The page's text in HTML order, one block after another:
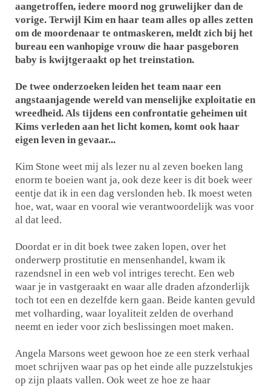
aangetroffen, iedere moord nog gruwelijker dan de
vorige. Terwijl Kim en haar team alles op alles zetten
om de moordenaar te ontmaskeren, meldt zich bij het
bureau een wanhopige vrouw die haar pasgeboren
baby is kwijt­geraakt op het treinstation.
De twee onderzoeken leiden het team naar een
angstaanjagende wereld van menselijke exploitatie en
wreedheid. Als tijdens een confrontatie geheimen uit
Kims verleden aan het licht komen, komt ook haar
eigen leven in gevaar...
Kim Stone weet mij als lezer nu al zeven boeken lang
enorm te boeien want ja, ook deze keer is dit boek weer
eentje dat ik in een dag verslonden heb. Ik moest weten
hoe, wat, waar en vooral wie verantwoordelijk was voor
al dat leed.
Doordat er in dit boek twee zaken lopen, over het
onderwerp prostitutie en mensenhandel, kwam ik
razendsnel in een web vol intriges terecht. Een web
waar je in vastgeraakt en waar alle draden afzonderlijk
toch tot een en dezelfde kern gaan. Beide kanten gevuld
met volharding, waar loyaliteit zelden de overhand
neemt en ieder voor zich beslissingen moet maken.
Angela Marsons weet gewoon hoe ze een sterk verhaal
moet schrijven waar pas op het einde alle puzzelstukjes
op zijn plaats vallen. Ook weet ze hoe ze haar